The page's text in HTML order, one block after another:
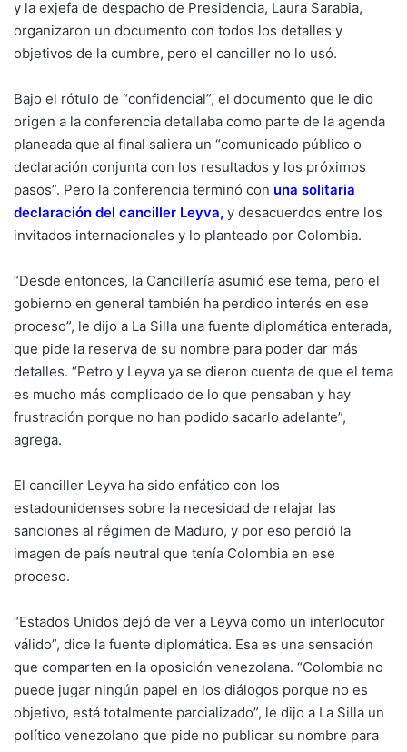
y la exjefa de despacho de Presidencia, Laura Sarabia,
organizaron un documento con todos los detalles y
objetivos de la cumbre, pero el canciller no lo usó.
Bajo el rótulo de “confidencial”, el documento que le dio
origen a la conferencia detallaba como parte de la agenda
planeada que al final saliera un “comunicado público o
declaración conjunta con los resultados y los próximos
pasos”. Pero la conferencia terminó con una solitaria
declaración del canciller Leyva, y desacuerdos entre los
invitados internacionales y lo planteado por Colombia.
“Desde entonces, la Cancillería asumió ese tema, pero el
gobierno en general también ha perdido interés en ese
proceso”, le dijo a La Silla una fuente diplomática enterada,
que pide la reserva de su nombre para poder dar más
detalles. “Petro y Leyva ya se dieron cuenta de que el tema
es mucho más complicado de lo que pensaban y hay
frustración porque no han podido sacarlo adelante”,
agrega.
El canciller Leyva ha sido enfático con los
estadounidenses sobre la necesidad de relajar las
sanciones al régimen de Maduro, y por eso perdió la
imagen de país neutral que tenía Colombia en ese
proceso.
“Estados Unidos dejó de ver a Leyva como un interlocutor
válido”, dice la fuente diplomática. Esa es una sensación
que comparten en la oposición venezolana. “Colombia no
puede jugar ningún papel en los diálogos porque no es
objetivo, está totalmente parcializado”, le dijo a La Silla un
político venezolano que pide no publicar su nombre para